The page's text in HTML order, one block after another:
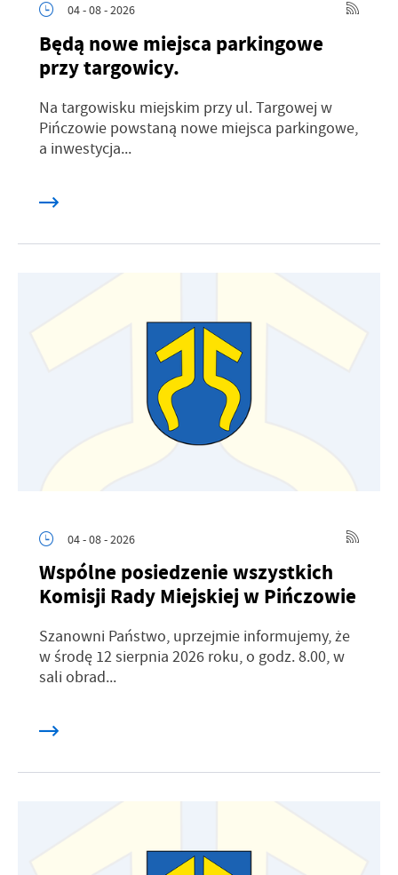
04 - 08 - 2026
Będą nowe miejsca parkingowe
przy targowicy.
Na targowisku miejskim przy ul. Targowej w
Pińczowie powstaną nowe miejsca parkingowe,
a inwestycja...
04 - 08 - 2026
Wspólne posiedzenie wszystkich
Komisji Rady Miejskiej w Pińczowie
Szanowni Państwo, uprzejmie informujemy, że
w środę 12 sierpnia 2026 roku, o godz. 8.00, w
sali obrad...